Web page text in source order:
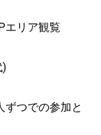
エリア観覧
)
つでの参加と